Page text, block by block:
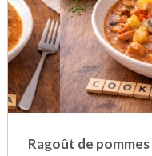
Ragoût de